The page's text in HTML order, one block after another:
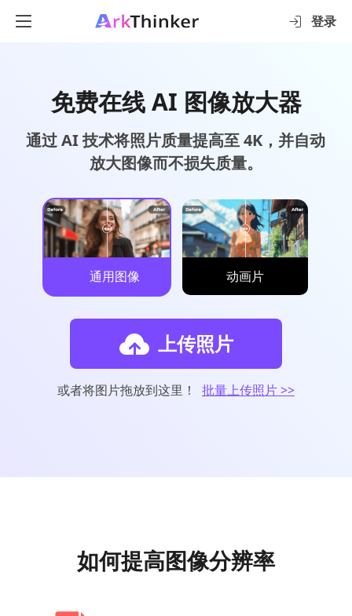
登录
免费在线 AI 图像放大器
通过 AI 技术将照片质量提高至 4K，并自动
放大图像而不损失质量。
通用图像 动画片
上传照片
或者将图片拖放到这里！ 批量上传照片 >>
如何提高图像分辨率